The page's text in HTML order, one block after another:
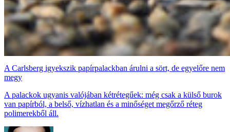
A Carlsberg igyekszik papírpalackban árulni a sört, de egyelőre nem
megy
A palackok ugyanis valójában kétrétegűek: még csak a külső burok
van papírból, a belső, vízhatlan és a minőséget megőrző réteg
polimerekből áll.